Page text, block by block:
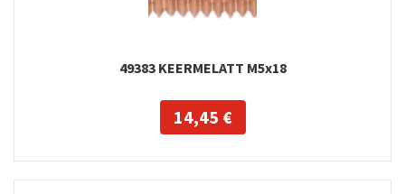
49383 KEERMELATT M5x18
14,45 €